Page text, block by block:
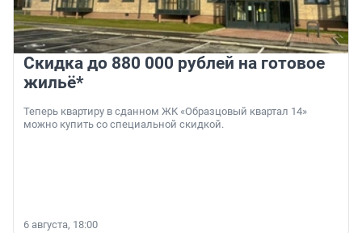
Скидка до 880 000 рублей на готовое
жильё*
Теперь квартиру в сданном ЖК «Образцовый квартал 14»
можно купить со специальной скидкой.
6 августа, 18:00